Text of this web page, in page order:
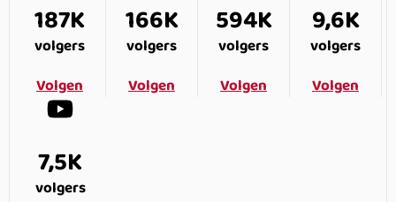
187K
volgers
Volgen
166K
volgers
Volgen
594K
volgers
Volgen
9,6K
volgers
Volgen
7,5K
volgers